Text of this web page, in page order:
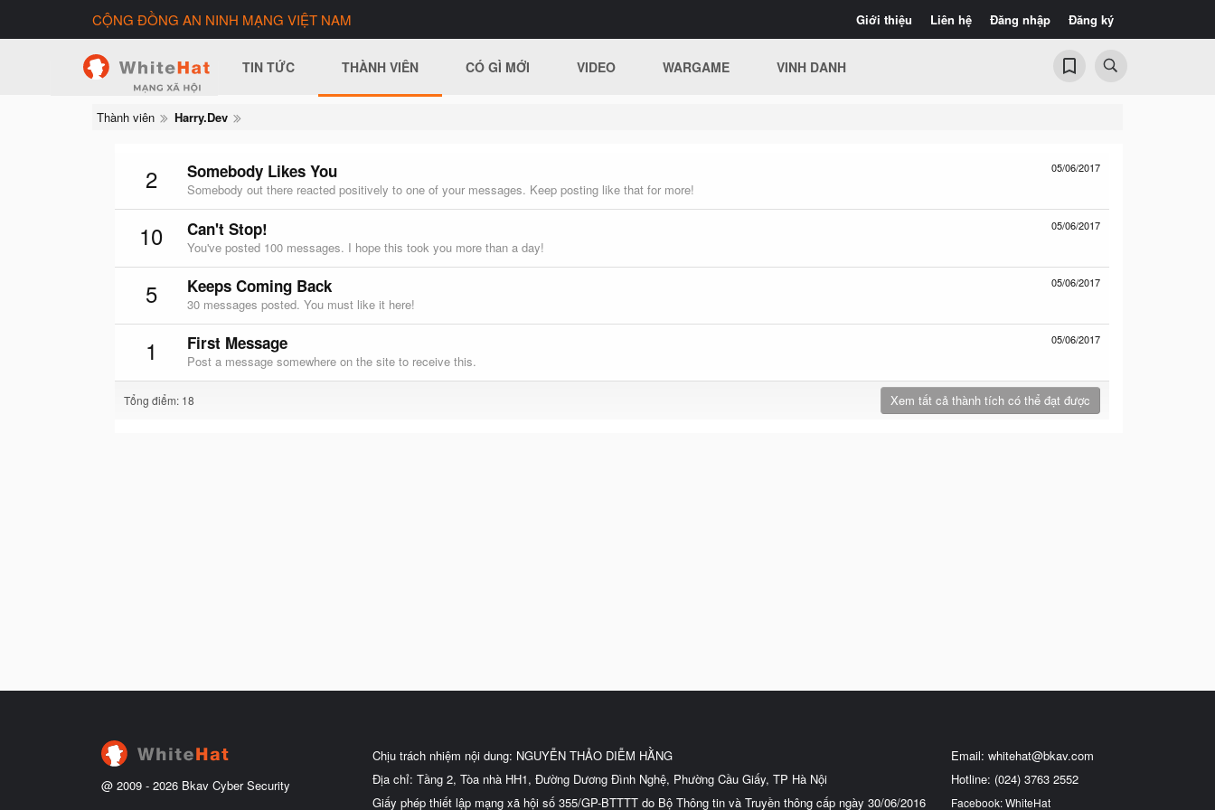
Giới thiệu Liên hệ Đăng nhập Đăng ký
CỘNG ĐỒNG AN NINH MẠNG VIỆT NAM
TIN TỨC THÀNH VIÊN CÓ GÌ MỚI VIDEO WARGAME VINH DANH
Thành viên Harry.Dev
2 05/06/2017
Somebody Likes You
Somebody out there reacted positively to one of your messages. Keep posting like that for more!
10 05/06/2017
Can't Stop!
You've posted 100 messages. I hope this took you more than a day!
5 05/06/2017
Keeps Coming Back
30 messages posted. You must like it here!
1 05/06/2017
First Message
Post a message somewhere on the site to receive this.
Tổng điểm: 18 Xem tất cả thành tích có thể đạt được
@ 2009 - 2026 Bkav Cyber Security
Chịu trách nhiệm nội dung: NGUYỄN THẢO DIỄM HẰNG
Địa chỉ: Tầng 2, Tòa nhà HH1, Đường Dương Đình Nghệ, Phường Cầu Giấy, TP Hà Nội
Giấy phép thiết lập mạng xã hội số 355/GP-BTTTT do Bộ Thông tin và Truyền thông cấp ngày 30/06/2016
Email: whitehat@bkav.com
Hotline: (024) 3763 2552
Facebook: WhiteHat